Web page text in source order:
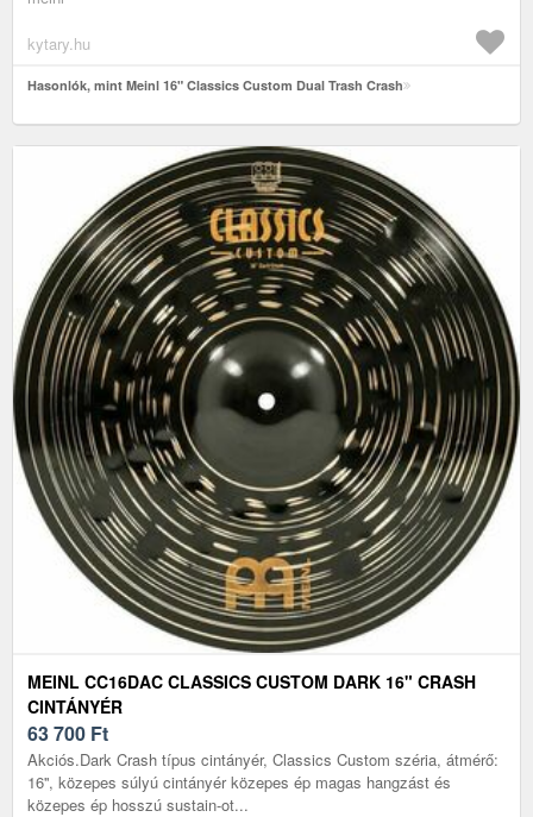
kytary.hu
Hasonlók, mint Meinl 16" Classics Custom Dual Trash Crash
MEINL CC16DAC CLASSICS CUSTOM DARK 16" CRASH
CINTÁNYÉR
63 700 Ft
Akciós.Dark Crash típus cintányér, Classics Custom széria, átmérő:
16'', közepes súlyú cintányér közepes ép magas hangzást és
közepes ép hosszú sustain-ot...